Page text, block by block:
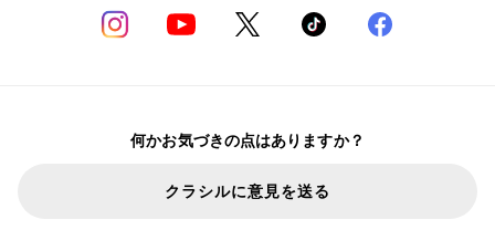
何かお気づきの点はありますか？
クラシルに意見を送る